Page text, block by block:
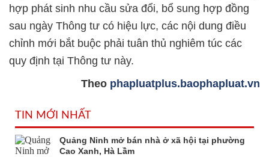
hợp phát sinh nhu cầu sửa đổi, bổ sung hợp đồng
sau ngày Thông tư có hiệu lực, các nội dung điều
chỉnh mới bắt buộc phải tuân thủ nghiêm túc các
quy định tại Thông tư này.
Theo phapluatplus.baophapluat.vn
TIN MỚI NHẤT
Quảng Ninh mở bán nhà ở xã hội tại phường
Cao Xanh, Hà Lầm